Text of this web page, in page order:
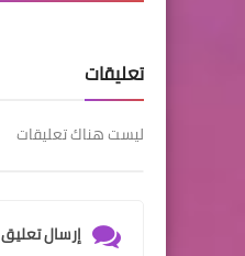
تعليقات
ليست هناك تعليقات
إرسال تعليق